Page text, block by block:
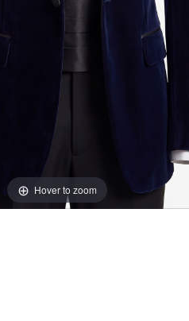
Hover to zoom